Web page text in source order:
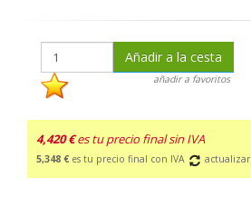
Añadir a la cesta
añadir a favoritos
4,420 € es tu precio final sin IVA
5,348 € es tu precio final con IVA actualizar